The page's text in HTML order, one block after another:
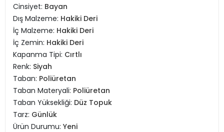
Cinsiyet: Bayan
Dış Malzeme: Hakiki Deri
İç Malzeme: Hakiki Deri
İç Zemin: Hakiki Deri
Kapanma Tipi: Cırtlı
Renk: Siyah
Taban: Poliüretan
Taban Materyali: Poliüretan
Taban Yüksekliği: Düz Topuk
Tarz: Günlük
Ürün Durumu: Yeni